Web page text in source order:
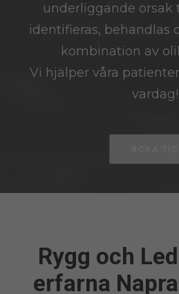
underliggande orsak
identifieras, behandlas
kombination av
Vi hjälper våra
vardag!
Rygg och
erfarna